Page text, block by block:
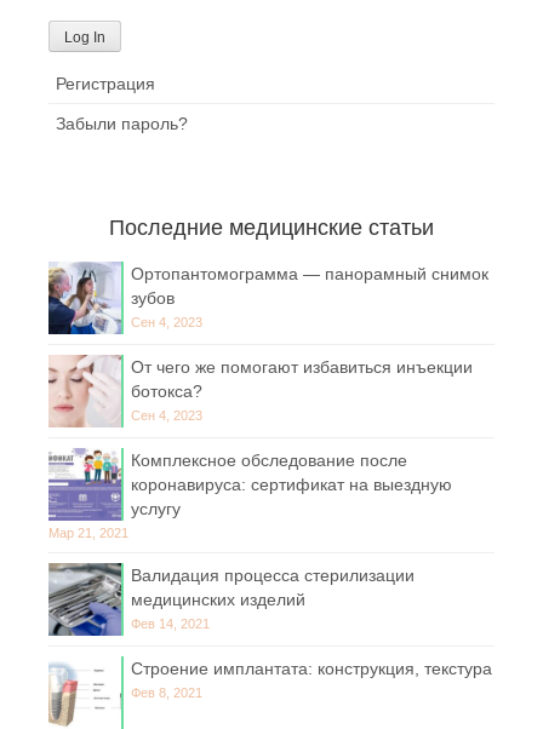
Регистрация
Забыли пароль?
Последние медицинские статьи
Ортопантомограмма — панорамный снимок
зубов
Сен 4, 2023
От чего же помогают избавиться инъекции
ботокса?
Сен 4, 2023
Комплексное обследование после
коронавируса: сертификат на выездную
услугу
Мар 21, 2021
Валидация процесса стерилизации
медицинских изделий
Фев 14, 2021
Строение имплантата: конструкция, текстура
Фев 8, 2021